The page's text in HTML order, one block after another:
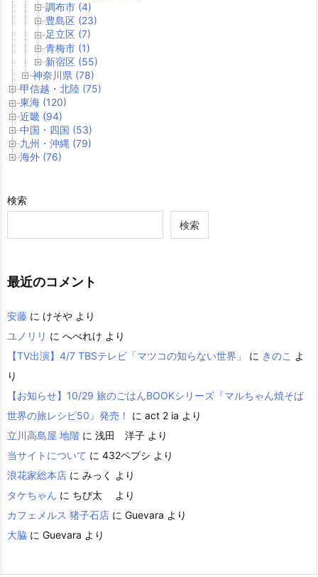
調布市 (4)
豊島区 (23)
足立区 (7)
青梅市 (1)
新宿区 (55)
神奈川県 (78)
甲信越・北陸 (75)
東海 (120)
近畿 (94)
中国・四国 (53)
九州・沖縄 (79)
海外 (76)
検索
検索
最近のコメント
安藤 に けそや より
ユノリリ に へべれけ より
【TV出演】4/7 TBSテレビ「マツコの知らない世界」
に きのこ よ
り
【お知らせ】10/29 旅のごはんBOOKシリーズ『マルちゃん焼そば
世界の旅レシピ50』発売！
に act 2 ia より
立川高島屋 地階 に 浅田 洋子 より
当サイトについて に 432ペプシ より
浪花家総本店 に みっく
より
タケちゃん に ちび太
より
カフェメルス 猪子石店 に Guevara より
大脇 に Guevara より